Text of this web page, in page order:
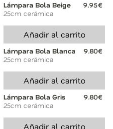
Lámpara Bola Beige
9.95€
25cm cerámica
Añadir al carrito
Lámpara Bola Blanca
9.80€
25cm cerámica
Añadir al carrito
Lámpara Bola Gris
9.80€
25cm cerámica
Añadir al carrito